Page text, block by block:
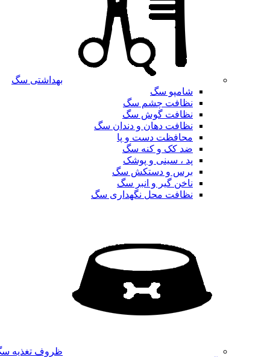
بهداشتی سگ
شامپو سگ
نظافت چشم سگ
نظافت گوش سگ
نظافت دهان و دندان سگ
محافظت دست و پا
ضد کک و کنه سگ
پد ، سینی و پوشک
برس و دستکش سگ
ناخن گیر و انبر سگ
نظافت محل نگهداری سگ
ظروف تغذیه